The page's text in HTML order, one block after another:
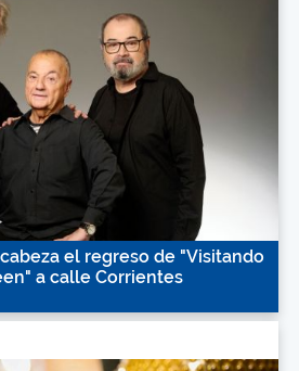
el regreso de "Visitando
a calle Corrientes